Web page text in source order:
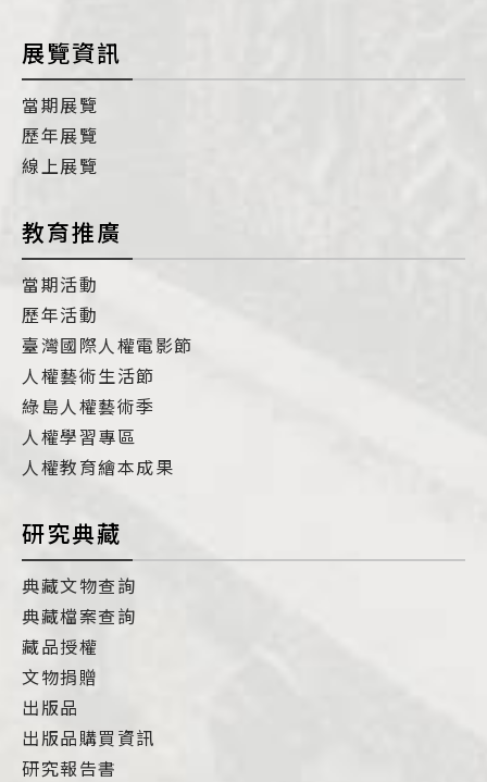
展覽資訊
當期展覽
歷年展覽
線上展覽
教育推廣
當期活動
歷年活動
臺灣國際人權電影節
人權藝術生活節
綠島人權藝術季
人權學習專區
人權教育繪本成果
研究典藏
典藏文物查詢
典藏檔案查詢
藏品授權
文物捐贈
出版品
出版品購買資訊
研究報告書